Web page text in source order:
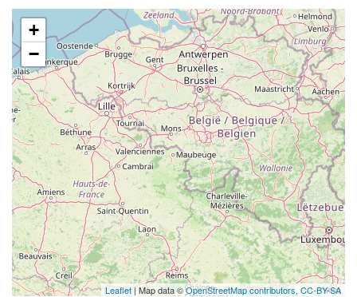
+
−
Leaflet| Map data ©OpenStreetMap contributors, CC-BY-SA